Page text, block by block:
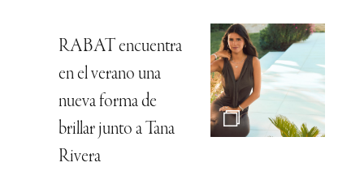
RABAT encuentra
en el verano una
nueva forma de
brillar junto a Tana
Rivera